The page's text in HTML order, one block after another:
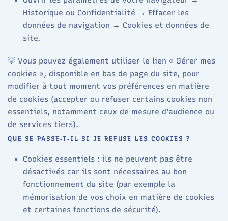
Historique ou Confidentialité → Effacer les
données de navigation → Cookies et données de
site.
💡 Vous pouvez également utiliser le lien « Gérer mes
cookies », disponible en bas de page du site, pour
modifier à tout moment vos préférences en matière
de cookies (accepter ou refuser certains cookies non
essentiels, notamment ceux de mesure d’audience ou
de services tiers).
QUE SE PASSE‑T‑IL SI JE REFUSE LES COOKIES ?
Cookies essentiels : ils ne peuvent pas être
désactivés car ils sont nécessaires au bon
fonctionnement du site (par exemple la
mémorisation de vos choix en matière de cookies
et certaines fonctions de sécurité).